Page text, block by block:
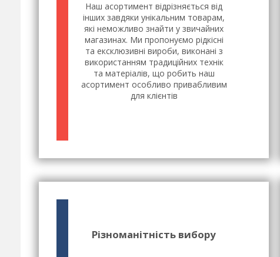
Наш асортимент відрізняється від
інших завдяки унікальним товарам,
які неможливо знайти у звичайних
магазинах. Ми пропонуємо рідкісні
та ексклюзивні вироби, виконані з
використанням традиційних технік
та матеріалів, що робить наш
асортимент особливо привабливим
для клієнтів
Різноманітність вибору